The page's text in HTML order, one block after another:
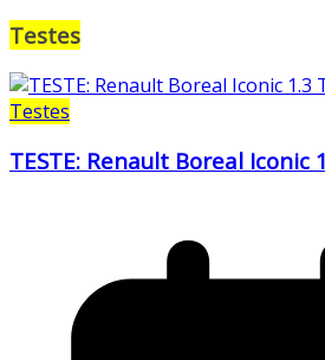
Testes
Testes
TESTE: Renault Boreal Iconic